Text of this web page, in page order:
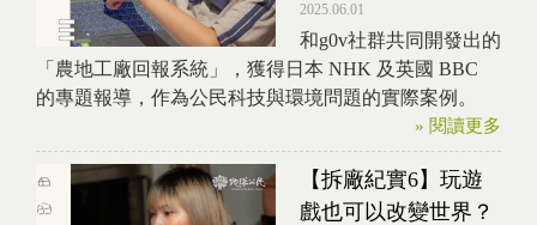
2025.06.01
和g0v社群共同開發出的
「農地工廠回報系統」，獲得日本 NHK 及英國 BBC
的專題報導，作為公民科技與環境問題的實際案例。
» 閱讀更多
【拆廠紀實6】玩遊
戲也可以改變世界？